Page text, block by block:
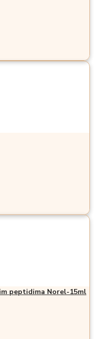
peptidima Norel-15ml